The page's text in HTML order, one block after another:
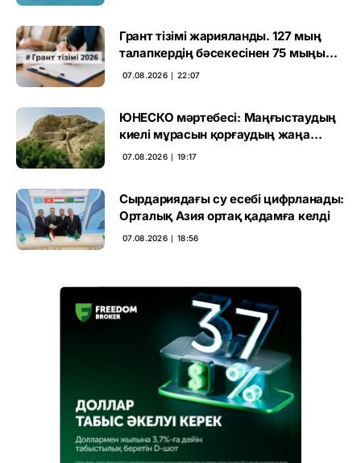
Грант тізімі жарияланды. 127 мың
талапкердің бәсекесінен 75 мыңы
өтті
07.08.2026 ∣ 22:07
ЮНЕСКО мәртебесі: Маңғыстаудың
киелі мұрасын қорғаудың жаңа
кезеңі басталды
07.08.2026 ∣ 19:17
Сырдариядағы су есебі цифрланады:
Орталық Азия ортақ қадамға келді
07.08.2026 ∣ 18:56